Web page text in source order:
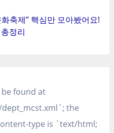
축제” 핵심만 모아봤어요!
정리
found at
the
type is `text/html;